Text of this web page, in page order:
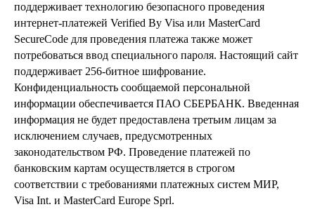
поддерживает технологию безопасного проведения
интернет-платежей Verified By Visa или MasterCard
SecureCode для проведения платежа также может
потребоваться ввод специального пароля. Настоящий сайт
поддерживает 256-битное шифрование.
Конфиденциальность сообщаемой персональной
информации обеспечивается ПАО СБЕРБАНК. Введенная
информация не будет предоставлена третьим лицам за
исключением случаев, предусмотренных
законодательством РФ. Проведение платежей по
банковским картам осуществляется в строгом
соответствии с требованиями платежных систем МИР,
Visa Int. и MasterCard Europe Sprl.